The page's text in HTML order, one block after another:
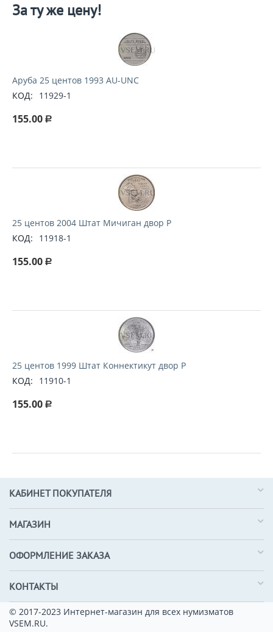
За ту же цену!
Аруба 25 центов 1993 AU-UNC
КОД:
11929-1
155.00 Р
25 центов 2004 Штат Мичиган двор P
КОД:
11918-1
155.00 Р
25 центов 1999 Штат Коннектикут двор P
КОД:
11910-1
155.00 Р
КАБИНЕТ ПОКУПАТЕЛЯ
МАГАЗИН
ОФОРМЛЕНИЕ ЗАКАЗА
КОНТАКТЫ
© 2017-2023 Интернет-магазин для всех нумизматов
VSEM.RU.